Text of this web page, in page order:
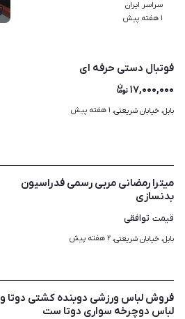
سراسر ایران
۱ هفته پیش
فوتبال دستی حرفه ای
۱۷,۰۰۰,۰۰۰
بابل، خیابان شریعتی، ۱ هفته پیش
میترا رمضانی مربی رسمی فدراسیون
بدنسازی
قیمت توافقی
بابل، خیابان شریعتی، ۲ هفته پیش
فروش لباس ورزشی دوبنده کشتی دوتا و
لباس دوچرخه سواری دوتا ست